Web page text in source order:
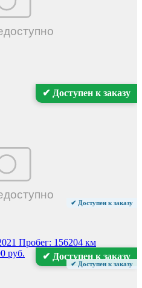
✔ Доступен к заказу
✔ Доступен к заказу
из Кореи
✔ Доступен к заказу
Пробег: 156204 км
руб.
✔ Доступен к заказу